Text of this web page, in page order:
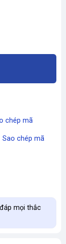
chép mã
Sao chép mã
mọi thắc